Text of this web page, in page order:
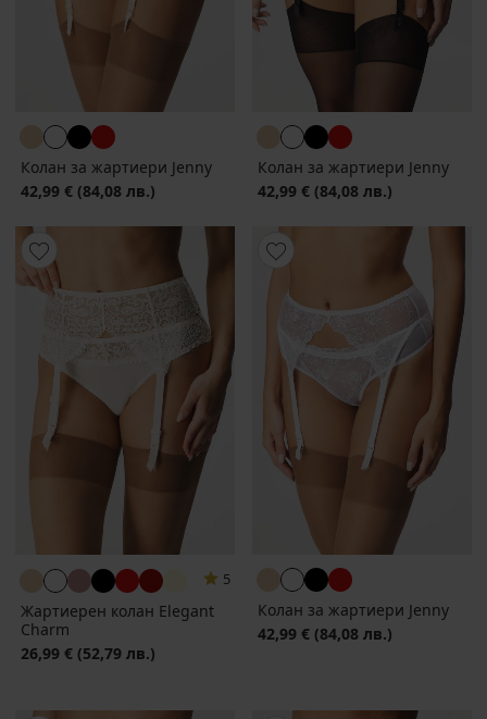
Колан за жартиери Jenny
42,99 € (84,08 лв.)
Колан за жартиери Jenny
42,99 € (84,08 лв.)
5
Жартиерен колан Elegant
Charm
26,99 € (52,79 лв.)
Колан за жартиери Jenny
42,99 € (84,08 лв.)